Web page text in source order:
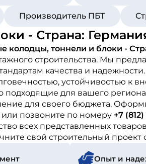
Производитель ПБТ
- Страна:
колодцы, тоннели и блоки -
строительства. Мы
качества и
устойчивостью к
для вашего
для своего бюджета.
позвоните по номеру +7
всех представленных
свой строительный
Опыт и